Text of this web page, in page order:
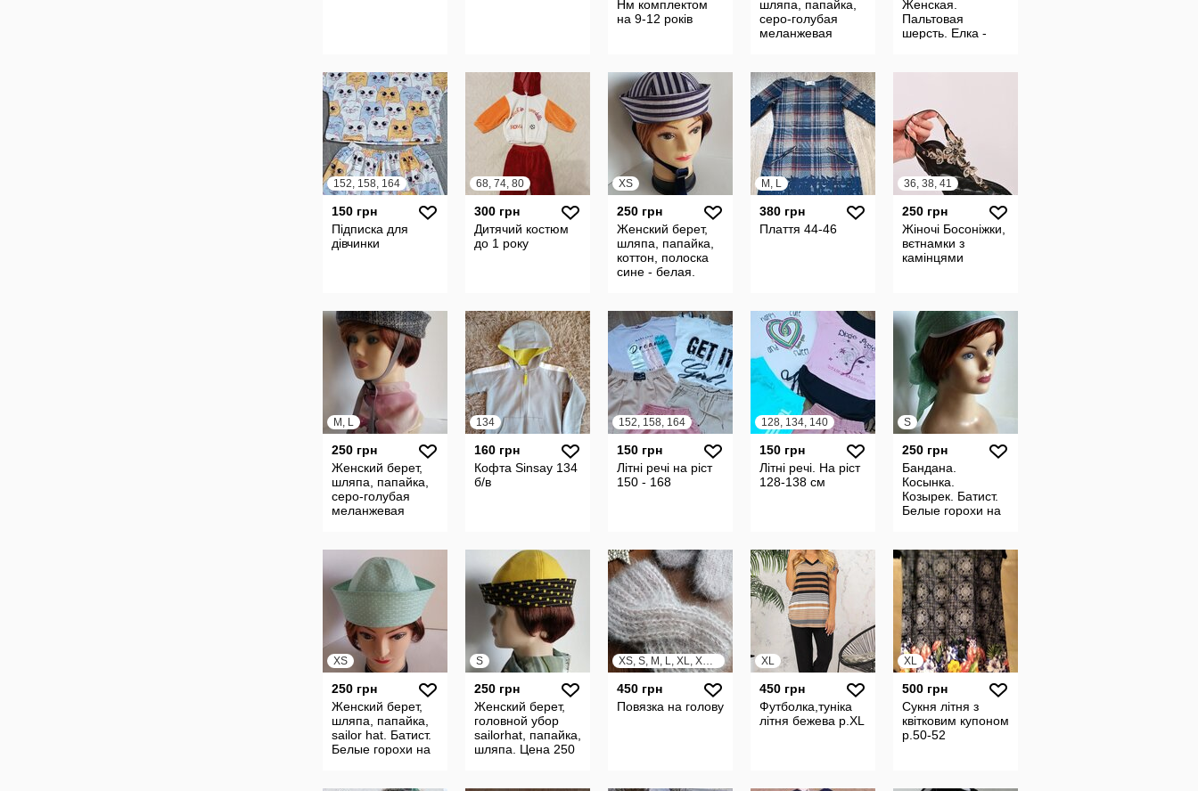
Нм комплектом
на 9-12 років
шляпа, папайка,
серо-голубая
меланжевая
Женская.
Пальтовая
шерсть. Елка -
152, 158, 164
150 грн
Підписка для
дівчинки
68, 74, 80
300 грн
Дитячий костюм
до 1 року
XS
250 грн
Женский берет,
шляпа, папайка,
коттон, полоска
сине - белая.
M, L
380 грн
Плаття 44-46
36, 38, 41
250 грн
Жіночі Босоніжки,
вєтнамки з
камінцями
M, L
250 грн
Женский берет,
шляпа, папайка,
серо-голубая
меланжевая
134
160 грн
Кофта Sinsay 134
б/в
152, 158, 164
150 грн
Літні речі на ріст
150 - 168
128, 134, 140
150 грн
Літні речі. На ріст
128-138 см
S
250 грн
Бандана.
Косынка.
Козырек. Батист.
Белые горохи на
XS
250 грн
Женский берет,
шляпа, папайка,
sailor hat. Батист.
Белые горохи на
S
250 грн
Женский берет,
головной убор
sailorhat, папайка,
шляпа. Цена 250
XS, S, M, L, XL, XXL, XXXL
450 грн
Повязка на голову
XL
450 грн
Футболка,туніка
літня бежева p.XL
XL
500 грн
Сукня літня з
квітковим купоном
р.50-52